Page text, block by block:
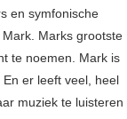
en symfonische
Marks grootste
te noemen. Mark is
er leeft veel, heel
muziek te luisteren